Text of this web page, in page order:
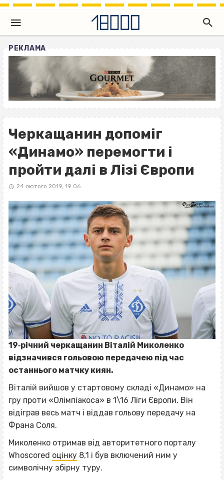
РЕКЛАМА
Черкащанин допоміг
«Динамо» перемогти і
пройти далі в Лізі Європи
24 лютого 2019, 19:06
19‐річний черкащанин Віталій Миколенко
відзначився гольовою передачею під час
останнього матчку киян.
Віталій вийшов у стартовому складі «Динамо» на
гру проти «Олімпіакоса» в 1\16 Ліги Європи. Він
відіграв весь матч і віддав гольову передачу на
Франа Соля.
Миколенко отримав від авторитетного порталу
Whoscored оцінку 8,1 і був включений ним у
символічну збірну туру.